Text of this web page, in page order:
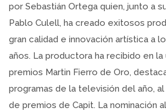
por Sebastián Ortega quien, junto a
Pablo Culell, ha creado exitosos
gran calidad e innovación artística a
años. La productora ha recibido en
premios Martin Fierro de Oro,
programas de la televisión del año,
de premios de Capit. La nominación